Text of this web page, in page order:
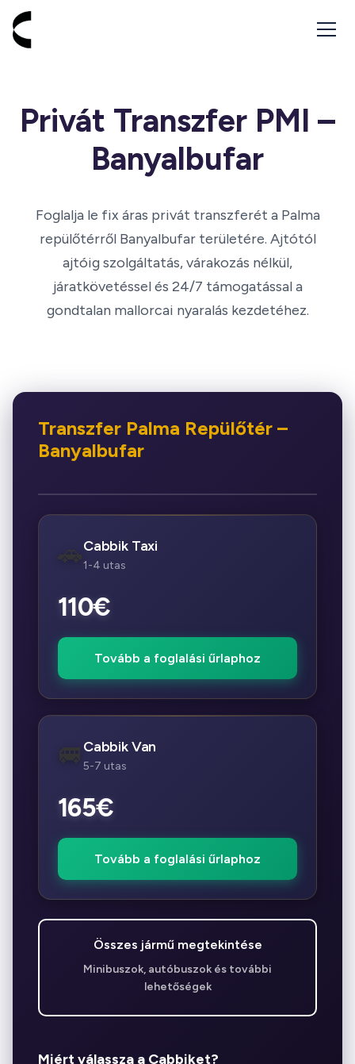
Vissza a kezdőlapra - Cabbik
Privát Transzfer PMI –
Banyalbufar
Foglalja le fix áras privát transzferét a Palma
repülőtérről Banyalbufar területére. Ajtótól
ajtóig szolgáltatás, várakozás nélkül,
járatkövetéssel és 24/7 támogatással a
gondtalan mallorcai nyaralás kezdetéhez.
Transzfer Palma Repülőtér –
Banyalbufar
🚗Cabbik Taxi
1-4 utas
110€
Tovább a foglalási űrlaphoz
🚐 Cabbik Van
5-7 utas
165€
Tovább a foglalási űrlaphoz
Összes jármű megtekintése
Minibuszok, autóbuszok és további
lehetőségek
Miért válassza a Cabbiket?